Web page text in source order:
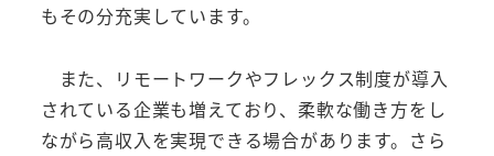
もその分充実しています。
また、リモートワークやフレックス制度が導入
されている企業も増えており、柔軟な働き方をし
ながら高収入を実現できる場合があります。さら